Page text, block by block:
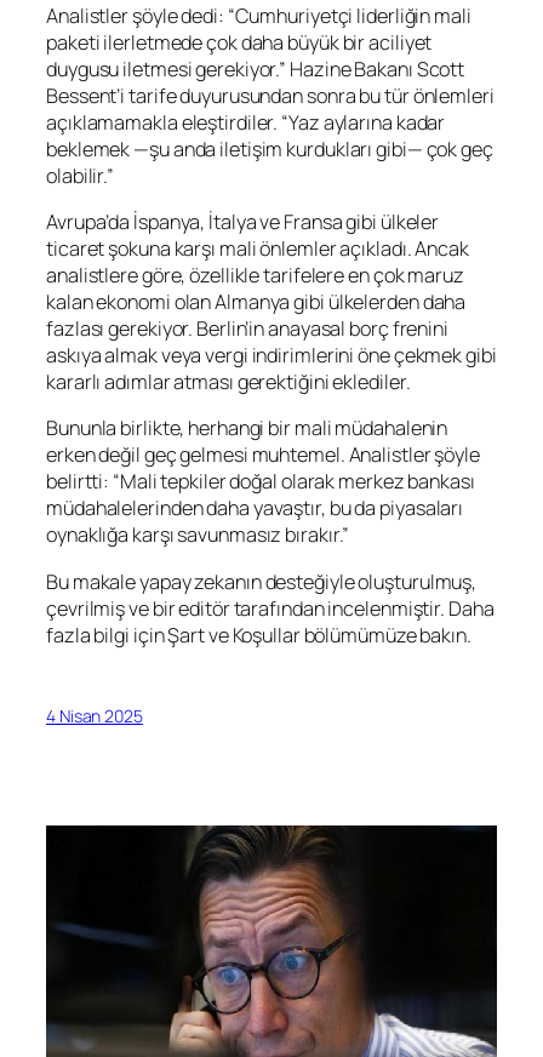
Analistler şöyle dedi: “Cumhuriyetçi liderliğin mali
paketi ilerletmede çok daha büyük bir aciliyet
duygusu iletmesi gerekiyor.” Hazine Bakanı Scott
Bessent’i tarife duyurusundan sonra bu tür önlemleri
açıklamamakla eleştirdiler. “Yaz aylarına kadar
beklemek —şu anda iletişim kurdukları gibi— çok geç
olabilir.”
Avrupa’da İspanya, İtalya ve Fransa gibi ülkeler
ticaret şokuna karşı mali önlemler açıkladı. Ancak
analistlere göre, özellikle tarifelere en çok maruz
kalan ekonomi olan Almanya gibi ülkelerden daha
fazlası gerekiyor. Berlin’in anayasal borç frenini
askıya almak veya vergi indirimlerini öne çekmek gibi
kararlı adımlar atması gerektiğini eklediler.
Bununla birlikte, herhangi bir mali müdahalenin
erken değil geç gelmesi muhtemel. Analistler şöyle
belirtti: “Mali tepkiler doğal olarak merkez bankası
müdahalelerinden daha yavaştır, bu da piyasaları
oynaklığa karşı savunmasız bırakır.”
Bu makale yapay zekanın desteğiyle oluşturulmuş,
çevrilmiş ve bir editör tarafından incelenmiştir. Daha
fazla bilgi için Şart ve Koşullar bölümümüze bakın.
4 Nisan 2025